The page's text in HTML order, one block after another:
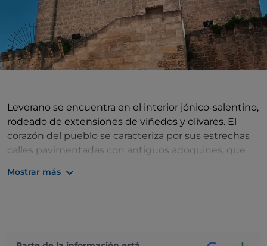
Leverano se encuentra en el interior jónico-salentino,
rodeado de extensiones de viñedos y olivares. El
corazón del pueblo se caracteriza por sus estrechas
calles pavimentadas con antiguos adoquines, que
Mostrar más